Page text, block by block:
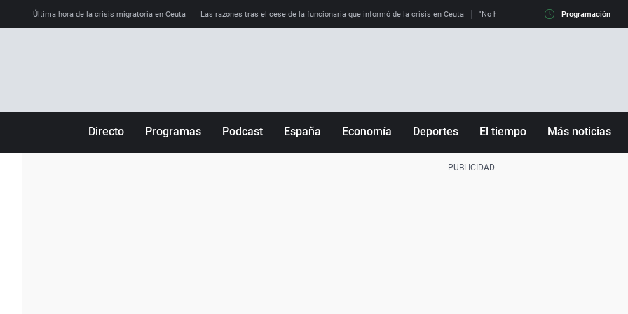
Última hora de la crisis migratoria en Ceuta Las razones tras el cese de la funcionaria que informó de la crisis en Ceuta "No hay mafias, que no nos engañen":
Programación
Directo Programas Podcast España Economía Deportes El tiempo Más noticias